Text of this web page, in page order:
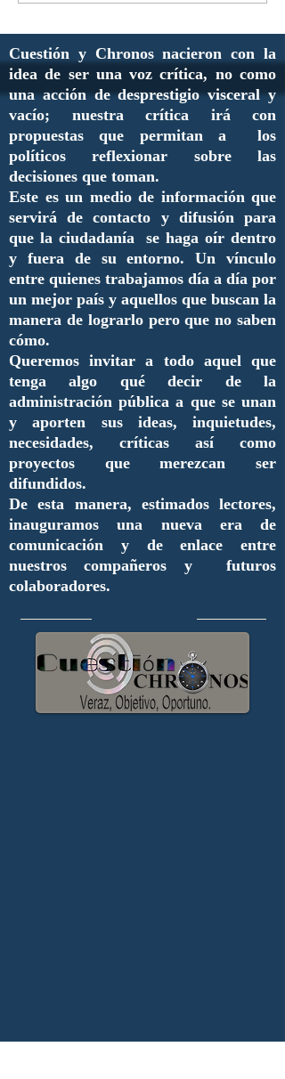
Cuestión y Chronos nacieron con la
idea de ser una voz crítica, no como
una acción de desprestigio visceral y
vacío; nuestra crítica irá con
propuestas que permitan a los
políticos reflexionar sobre las
decisiones que toman.
Este es un medio de información que
servirá de contacto y difusión para
que la ciudadanía se haga oír dentro
y fuera de su entorno. Un vínculo
entre quienes trabajamos día a día por
un mejor país y aquellos que buscan la
manera de lograrlo pero que no saben
cómo.
Queremos invitar a todo aquel que
tenga algo qué decir de la
administración pública a que se unan
y aporten sus ideas, inquietudes,
necesidades, críticas así como
proyectos que merezcan ser
difundidos.
De esta manera, estimados lectores,
inauguramos una nueva era de
comunicación y de enlace entre
nuestros compañeros y futuros
colaboradores.